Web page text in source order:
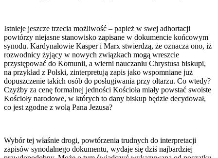
Istnieje jeszcze trzecia możliwość – papież w swej adhortacji
powtórzy niejasne stanowisko zapisane w dokumencie końcowym
synodu. Kardynałowie Kasper i Marx stwierdzą, że oznacza ono, iż
rozwodnicy żyjący w nowych związkach mogą wreszcie
przystępować do Komunii, a wierni nauczaniu Chrystusa biskupi,
na przykład z Polski, zinterpretują zapis jako wspomniane już
dopuszczenie takich osób do posługiwania przy ołtarzu. Co wtedy?
Czyżby za cenę formalnej jedności Kościoła miały powstać swoiste
Kościoły narodowe, w których to dany biskup będzie decydował,
co jest zgodne z wolą Pana Jezusa?
Wybór tej właśnie drogi, powtórzenia trudnych do interpretacji
zapisów synodalnego dokumentu, wydaje się dziś najbardziej